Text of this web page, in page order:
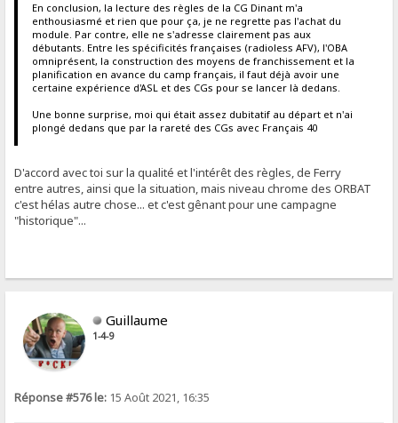
En conclusion, la lecture des règles de la CG Dinant m'a
enthousiasmé et rien que pour ça, je ne regrette pas l'achat du
module. Par contre, elle ne s'adresse clairement pas aux
débutants. Entre les spécificités françaises (radioless AFV), l'OBA
omniprésent, la construction des moyens de franchissement et la
planification en avance du camp français, il faut déjà avoir une
certaine expérience d'ASL et des CGs pour se lancer là dedans.
Une bonne surprise, moi qui était assez dubitatif au départ et n'ai
plongé dedans que par la rareté des CGs avec Français 40
D'accord avec toi sur la qualité et l'intérêt des règles, de Ferry
entre autres, ainsi que la situation, mais niveau chrome des ORBAT
c'est hélas autre chose... et c'est gênant pour une campagne
"historique"...
Guillaume
1-4-9
Réponse #576 le: 15 Août 2021, 16:35